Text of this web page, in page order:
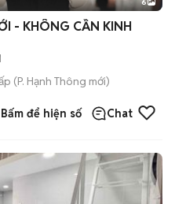
+2
- KHÔNG CẦN KINH
(P. Hạnh Thông mới)
bán
Bấm để hiện số Chat